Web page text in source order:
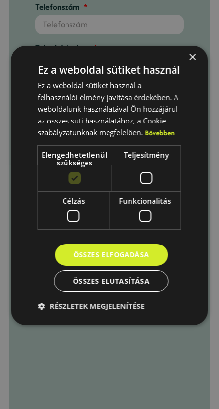
Telefonszám
Telepítési város
Üzenet
Elfogadom azAdatkezelési
tájékoztató-ban foglaltakat.
Küldés
×
Ez a weboldal sütiket használ
Ez a weboldal sütiket használ a
felhasználói élmény javítása érdekében. A
weboldalunk használatával Ön hozzájárul
az összes süti használatához, a Cookie
szabályzatunknak megfelelően. Bővebben
Elengedhetetlenül
szükséges
Teljesítmény
Célzás Funkcionalitás
ÖSSZES ELFOGADÁSA
ÖSSZES ELUTASÍTÁSA
RÉSZLETEK MEGJELENÍTÉSE